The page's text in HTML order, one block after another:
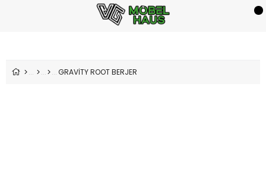
GRAVİTY ROOT BERJER